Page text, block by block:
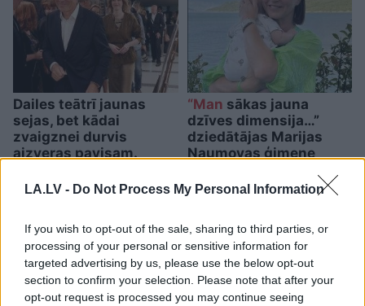
LA.LV - Do Not Process My Personal Information
If you wish to opt-out of the sale, sharing to third parties, or
processing of your personal or sensitive information for
targeted advertising by us, please use the below opt-out
section to confirm your selection. Please note that after your
opt-out request is processed you may continue seeing
Dailes teātrī jaunas
sejas, bet kādai
zvaigznei durvis
aizveras pavisam.
“Diemžēl viņa nav
“Man sākas jauna
dzīves dimensija…”
dziedātājas Marijas
Naumovas ģimene
lielāka